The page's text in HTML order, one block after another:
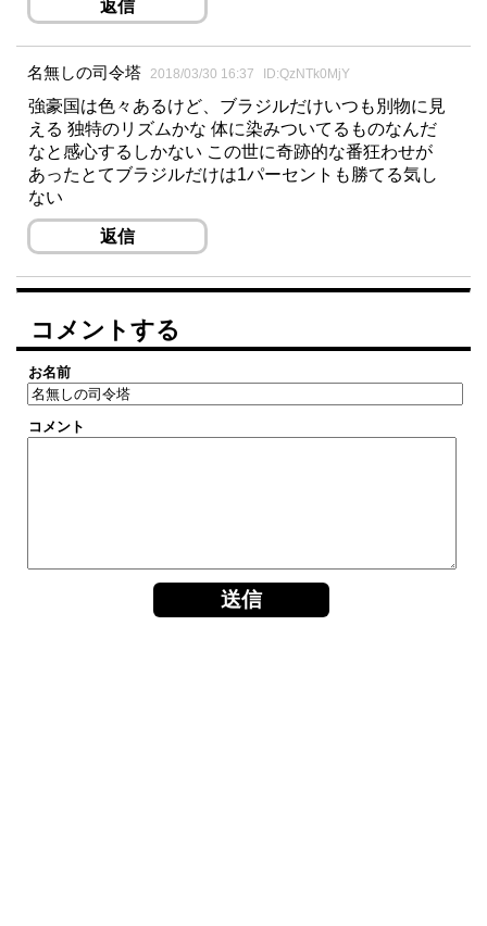
返信
名無しの司令塔 2018/03/30 16:37 ID:QzNTk0MjY
強豪国は色々あるけど、ブラジルだけいつも別物に見
える 独特のリズムかな 体に染みついてるものなんだ
なと感心するしかない この世に奇跡的な番狂わせが
あったとてブラジルだけは1パーセントも勝てる気し
ない
返信
コメントする
お名前
コメント